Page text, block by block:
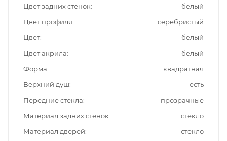
Цвет задних стенок
белый
Цвет профиля
серебристый
Цвет
белый
Цвет акрила
белый
Форма
квадратная
Верхний душ
есть
Передние стекла
прозрачные
Материал задних стенок
стекло
Материал дверей
стекло